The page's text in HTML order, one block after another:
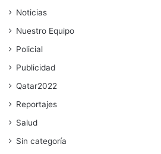
Noticias
Nuestro Equipo
Policial
Publicidad
Qatar2022
Reportajes
Salud
Sin categoría